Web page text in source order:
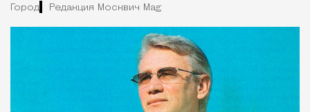
Город Редакция Москвич Mag